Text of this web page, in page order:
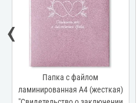
Папка с файлом
ламинированная А4 (жесткая)
‹